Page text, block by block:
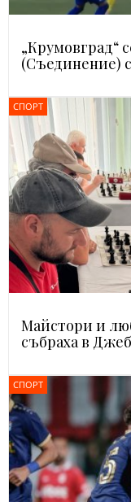
„Крумовград“
(Съединение)
СПОРТ
Майстори и
събраха в
СПОРТ